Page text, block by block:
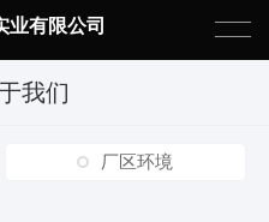
业有限公司
我们
厂区环境